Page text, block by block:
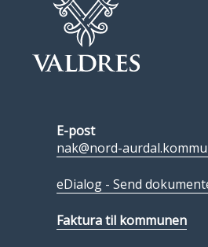
E-post
nak@nord-
eDialog - Send
Faktura til kommunen